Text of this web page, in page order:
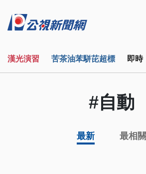
漢光演習 苦茶油苯駢芘超標 即時
#自動
最新 最相關